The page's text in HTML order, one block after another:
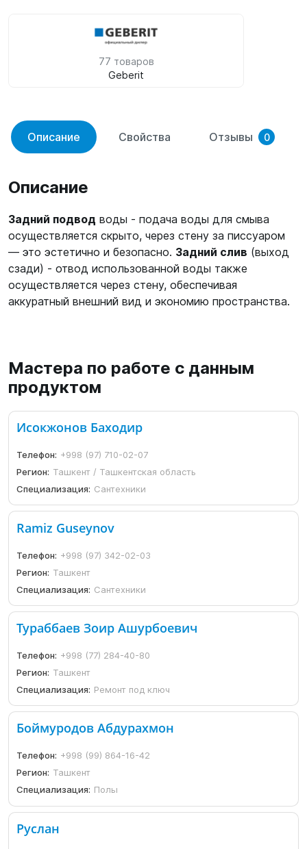
77 товаров
Geberit
Описание Свойства Отзывы 0
Описание
Задний подвод воды - подача воды для смыва
осуществляется скрыто, через стену за писсуаром
— это эстетично и безопасно. Задний слив (выход
сзади) - отвод использованной воды также
осуществляется через стену, обеспечивая
аккуратный внешний вид и экономию пространства.
Мастера по работе с данным
продуктом
Исокжонов Баходир
Телефон: +998 (97) 710-02-07
Регион: Ташкент / Ташкентская область
Специализация: Сантехники
Ramiz Guseynov
Телефон: +998 (97) 342-02-03
Регион: Ташкент
Специализация: Сантехники
Тураббаев Зоир Ашурбоевич
Телефон: +998 (77) 284-40-80
Регион: Ташкент
Специализация: Ремонт под ключ
Боймуродов Абдурахмон
Телефон: +998 (99) 864-16-42
Регион: Ташкент
Специализация: Полы
Руслан